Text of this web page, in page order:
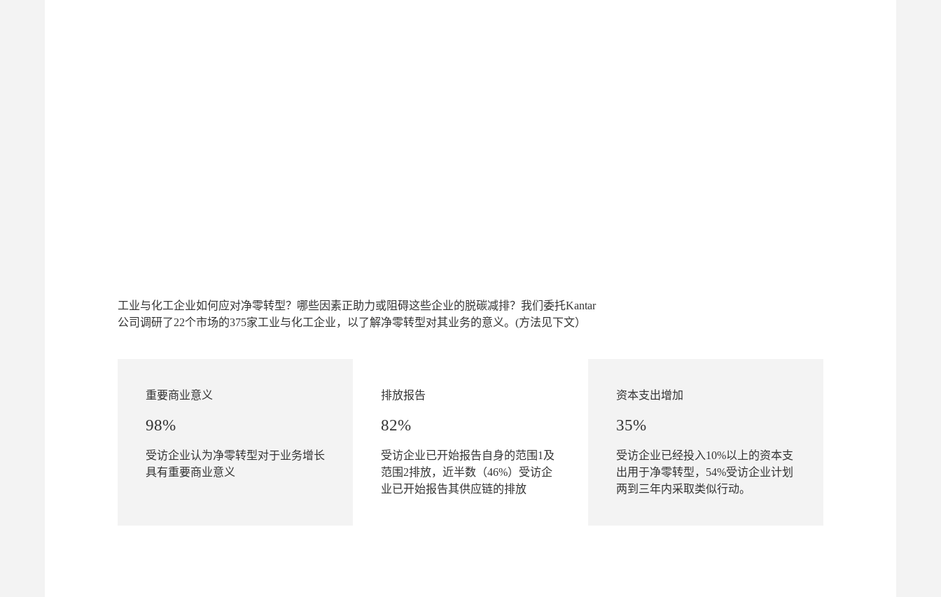
工业与化工企业如何应对净零转型？哪些因素正助力或阻碍这些企业的脱碳减排？我们委托Kantar
公司调研了22个市场的375家工业与化工企业，以了解净零转型对其业务的意义。(方法见下文）
重要商业意义
98%
受访企业认为净零转型对于业务增长
具有重要商业意义
排放报告
82%
受访企业已开始报告自身的范围1及
范围2排放，近半数（46%）受访企
业已开始报告其供应链的排放
资本支出增加
35%
受访企业已经投入10%以上的资本支
出用于净零转型，54%受访企业计划
两到三年内采取类似行动。